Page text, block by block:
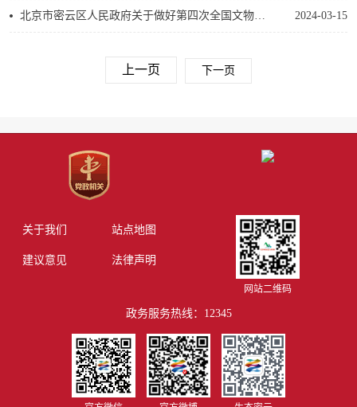
北京市密云区人民政府关于做好第四次全国文物普查工作的通知 2024-03-15
上一页 下一页
关于我们 站点地图
建议意见 法律声明
网站二维码
政务服务热线：12345